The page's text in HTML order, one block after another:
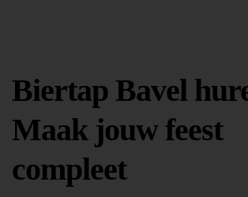
Biertap Bavel
Maak jouw feest
compleet